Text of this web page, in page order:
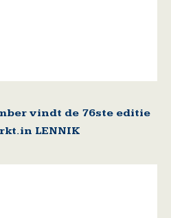
vindt de 76ste editie
LENNIK